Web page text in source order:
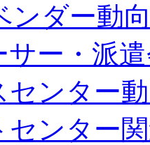
ンダー動
サー・派
センター
センター